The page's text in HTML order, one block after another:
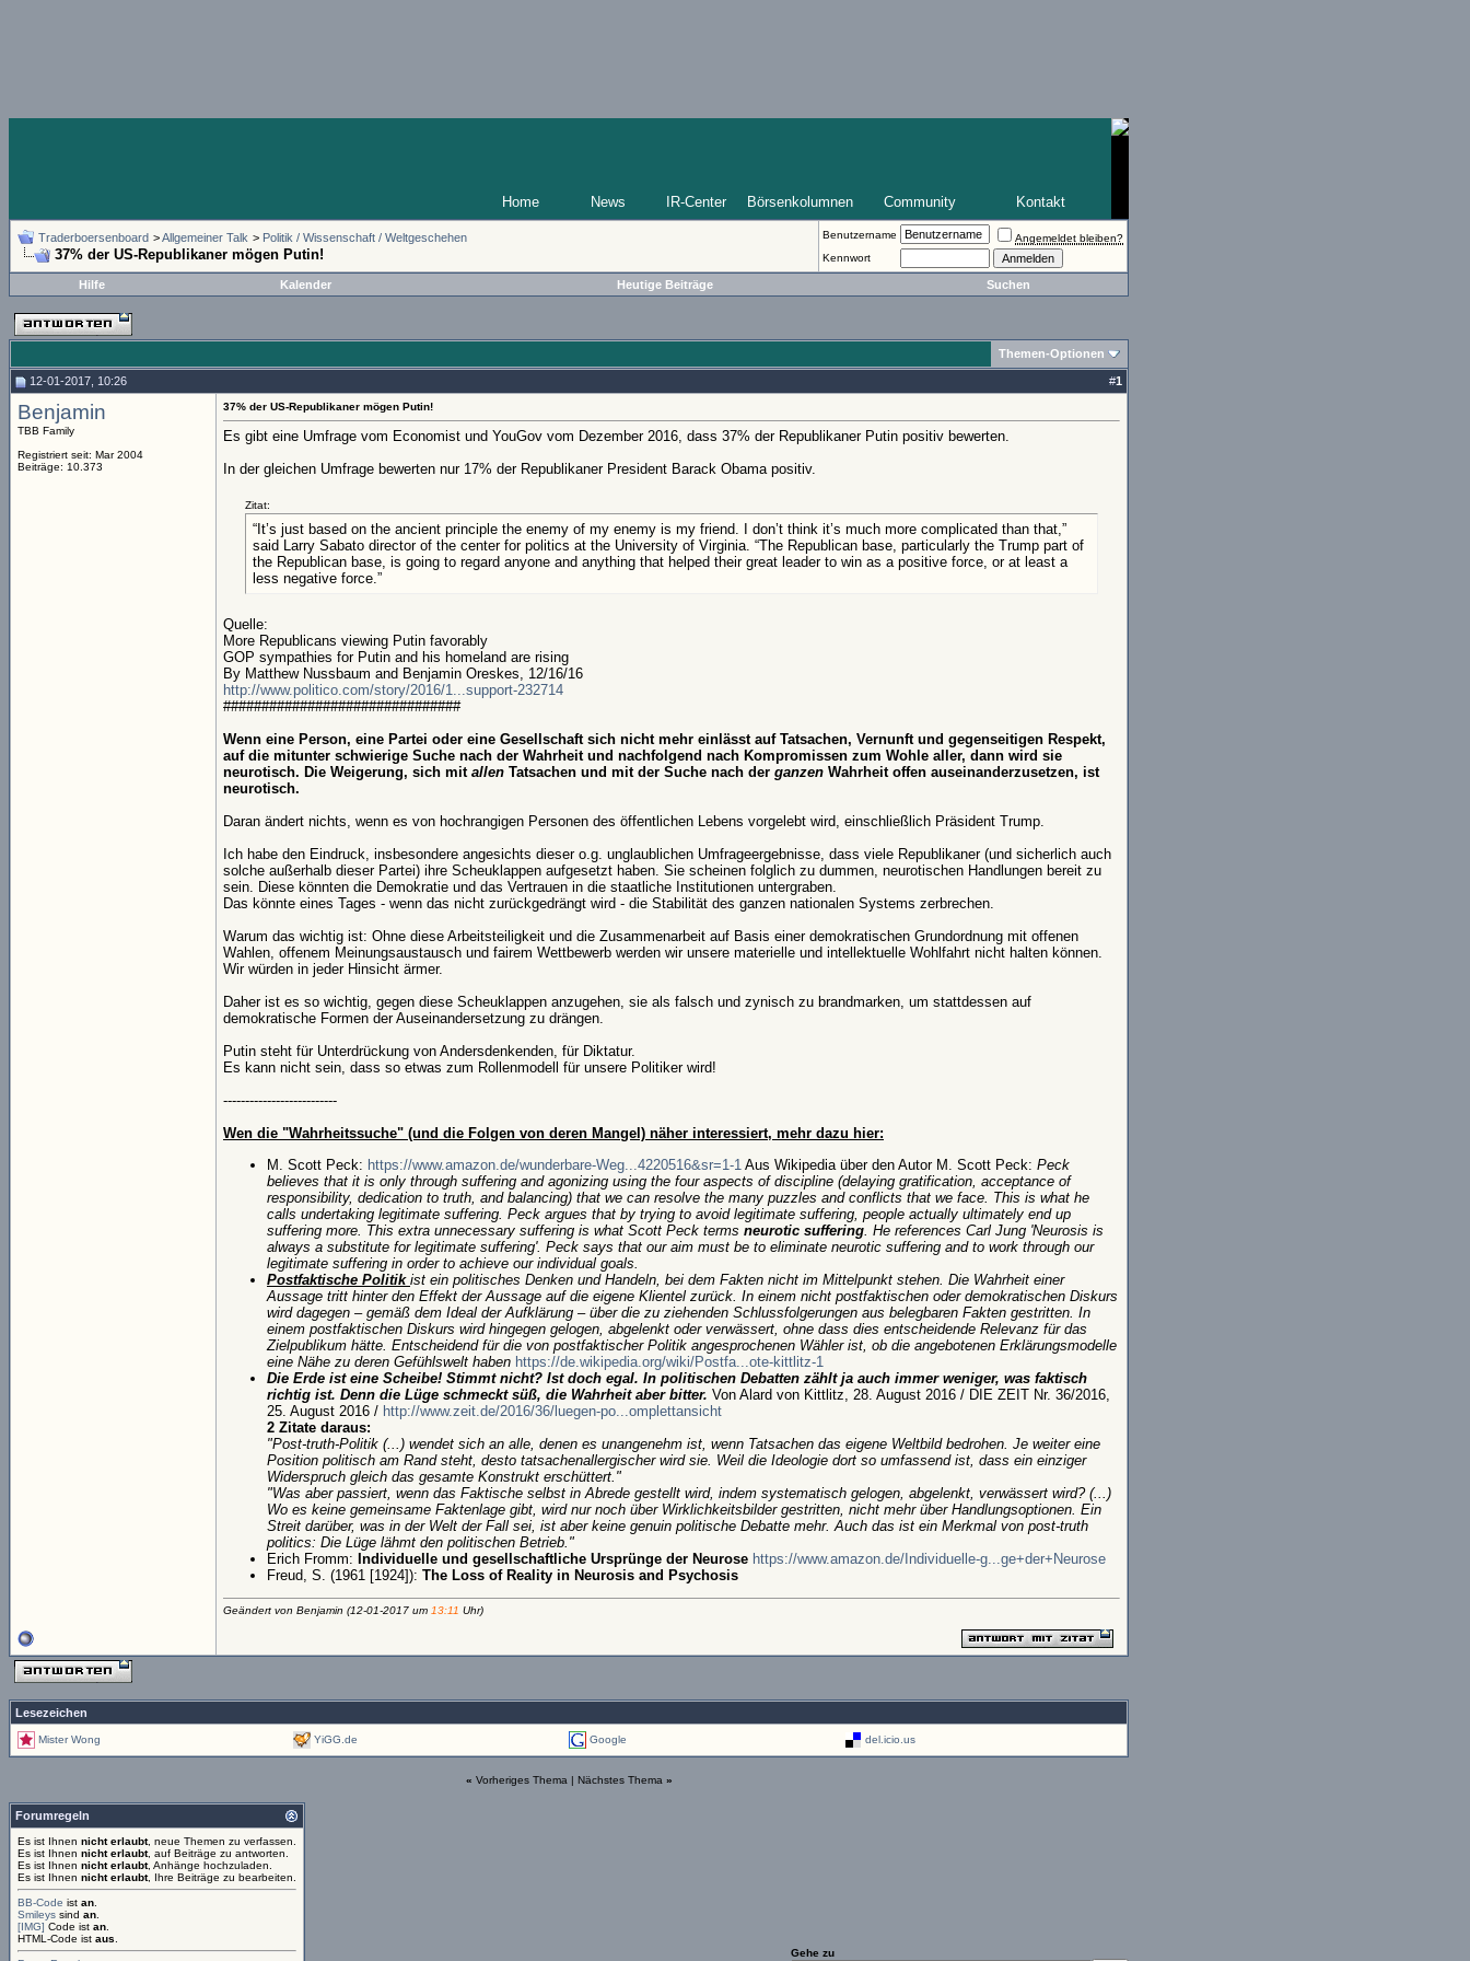
Home News IR-Center Börsenkolumnen Community Kontakt
Traderboersenboard >Allgemeiner Talk > Politik / Wissenschaft / Weltgeschehen
37% der US-Republikaner mögen Putin!
Benutzername
Angemeldet bleiben?
Kennwort
Hilfe Kalender Heutige Beiträge Suchen
Themen-Optionen
12-01-2017, 10:26 #1
Benjamin
TBB Family
Registriert seit: Mar 2004
Beiträge: 10.373
37% der US-Republikaner mögen Putin!
Es gibt eine Umfrage vom Economist und YouGov vom Dezember 2016, dass 37% der Republikaner Putin positiv bewerten.
In der gleichen Umfrage bewerten nur 17% der Republikaner President Barack Obama positiv.
Zitat:
“It’s just based on the ancient principle the enemy of my enemy is my friend. I don’t think it’s much more complicated than that,”
said Larry Sabato director of the center for politics at the University of Virginia. “The Republican base, particularly the Trump part of
the Republican base, is going to regard anyone and anything that helped their great leader to win as a positive force, or at least a
less negative force.”
Quelle:
More Republicans viewing Putin favorably
GOP sympathies for Putin and his homeland are rising
By Matthew Nussbaum and Benjamin Oreskes, 12/16/16
http://www.politico.com/story/2016/1...support-232714
###############################
Wenn eine Person, eine Partei oder eine Gesellschaft sich nicht mehr einlässt auf Tatsachen, Vernunft und gegenseitigen Respekt,
auf die mitunter schwierige Suche nach der Wahrheit und nachfolgend nach Kompromissen zum Wohle aller, dann wird sie
neurotisch. Die Weigerung, sich mit allen Tatsachen und mit der Suche nach der ganzen Wahrheit offen auseinanderzusetzen, ist
neurotisch.
Daran ändert nichts, wenn es von hochrangigen Personen des öffentlichen Lebens vorgelebt wird, einschließlich Präsident Trump.
Ich habe den Eindruck, insbesondere angesichts dieser o.g. unglaublichen Umfrageergebnisse, dass viele Republikaner (und sicherlich auch
solche außerhalb dieser Partei) ihre Scheuklappen aufgesetzt haben. Sie scheinen folglich zu dummen, neurotischen Handlungen bereit zu
sein. Diese könnten die Demokratie und das Vertrauen in die staatliche Institutionen untergraben.
Das könnte eines Tages - wenn das nicht zurückgedrängt wird - die Stabilität des ganzen nationalen Systems zerbrechen.
Warum das wichtig ist: Ohne diese Arbeitsteiligkeit und die Zusammenarbeit auf Basis einer demokratischen Grundordnung mit offenen
Wahlen, offenem Meinungsaustausch und fairem Wettbewerb werden wir unsere materielle und intellektuelle Wohlfahrt nicht halten können.
Wir würden in jeder Hinsicht ärmer.
Daher ist es so wichtig, gegen diese Scheuklappen anzugehen, sie als falsch und zynisch zu brandmarken, um stattdessen auf
demokratische Formen der Auseinandersetzung zu drängen.
Putin steht für Unterdrückung von Andersdenkenden, für Diktatur.
Es kann nicht sein, dass so etwas zum Rollenmodell für unsere Politiker wird!
--------------------------
Wen die "Wahrheitssuche" (und die Folgen von deren Mangel) näher interessiert, mehr dazu hier:
M. Scott Peck: https://www.amazon.de/wunderbare-Weg...4220516&sr=1-1 Aus Wikipedia über den Autor M. Scott Peck: Peck
believes that it is only through suffering and agonizing using the four aspects of discipline (delaying gratification, acceptance of
responsibility, dedication to truth, and balancing) that we can resolve the many puzzles and conflicts that we face. This is what he
calls undertaking legitimate suffering. Peck argues that by trying to avoid legitimate suffering, people actually ultimately end up
suffering more. This extra unnecessary suffering is what Scott Peck terms neurotic suffering . He references Carl Jung 'Neurosis is
always a substitute for legitimate suffering'. Peck says that our aim must be to eliminate neurotic suffering and to work through our
legitimate suffering in order to achieve our individual goals.
Postfaktische Politik ist ein politisches Denken und Handeln, bei dem Fakten nicht im Mittelpunkt stehen. Die Wahrheit einer
Aussage tritt hinter den Effekt der Aussage auf die eigene Klientel zurück. In einem nicht postfaktischen oder demokratischen Diskurs
wird dagegen – gemäß dem Ideal der Aufklärung – über die zu ziehenden Schlussfolgerungen aus belegbaren Fakten gestritten. In
einem postfaktischen Diskurs wird hingegen gelogen, abgelenkt oder verwässert, ohne dass dies entscheidende Relevanz für das
Zielpublikum hätte. Entscheidend für die von postfaktischer Politik angesprochenen Wähler ist, ob die angebotenen Erklärungsmodelle
eine Nähe zu deren Gefühlswelt haben https://de.wikipedia.org/wiki/Postfa...ote-kittlitz-1
Die Erde ist eine Scheibe! Stimmt nicht? Ist doch egal. In politischen Debatten zählt ja auch immer weniger, was faktisch
richtig ist. Denn die Lüge schmeckt süß, die Wahrheit aber bitter. Von Alard von Kittlitz, 28. August 2016 / DIE ZEIT Nr. 36/2016,
25. August 2016 / http://www.zeit.de/2016/36/luegen-po...omplettansicht
2 Zitate daraus:
"Post-truth-Politik (...) wendet sich an alle, denen es unangenehm ist, wenn Tatsachen das eigene Weltbild bedrohen. Je weiter eine
Position politisch am Rand steht, desto tatsachenallergischer wird sie. Weil die Ideologie dort so umfassend ist, dass ein einziger
Widerspruch gleich das gesamte Konstrukt erschüttert."
"Was aber passiert, wenn das Faktische selbst in Abrede gestellt wird, indem systematisch gelogen, abgelenkt, verwässert wird? (...)
Wo es keine gemeinsame Faktenlage gibt, wird nur noch über Wirklichkeitsbilder gestritten, nicht mehr über Handlungsoptionen. Ein
Streit darüber, was in der Welt der Fall sei, ist aber keine genuin politische Debatte mehr. Auch das ist ein Merkmal von post-truth
politics: Die Lüge lähmt den politischen Betrieb."
Erich Fromm: Individuelle und gesellschaftliche Ursprünge der Neurose https://www.amazon.de/Individuelle-g...ge+der+Neurose
Freud, S. (1961 [1924]): The Loss of Reality in Neurosis and Psychosis
Geändert von Benjamin (12-01-2017 um 13:11 Uhr)
Lesezeichen
Mister Wong YiGG.de Google del.icio.us
« Vorheriges Thema | Nächstes Thema »
Forumregeln
Es ist Ihnen nicht erlaubt, neue Themen zu verfassen.
Es ist Ihnen nicht erlaubt, auf Beiträge zu antworten.
Es ist Ihnen nicht erlaubt, Anhänge hochzuladen.
Es ist Ihnen nicht erlaubt, Ihre Beiträge zu bearbeiten.
BB-Code ist an
Smileys sind an
[IMG] Code ist an
HTML-Code ist aus
Gehe zu